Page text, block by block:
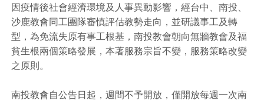
因疫情後社會經濟環境及人事異動影響，經台中、南投、
沙鹿教會同工團隊審慎評估教勢走向，並研議事工及轉
型，為免流失原有事工根基，南投教會朝向無牆教會及福
貧生根兩個策略發展，本著服務宗旨不變，服務策略改變
之原則。
南投教會自公告日起，週間不予開放，僅開放每週一次南